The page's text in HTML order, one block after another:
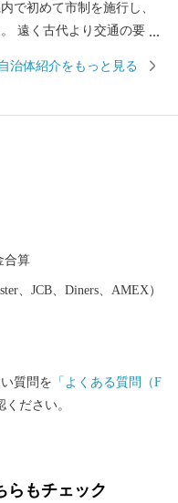
で初めて市制を施行し、
要
越氏が館を構え勢力を伸
ともに舟運を利用した物
性を生かした流通業、伝
を資源とする観光など、
も、埼玉県南西部地域の
いくことで、その実現に
かりのある方、川越市を
ます。
自治体紹介をもっと見る
合算
、JCB、Diners、AMEX）
質問を 「よくある質問（F
ださい。
らもチェック